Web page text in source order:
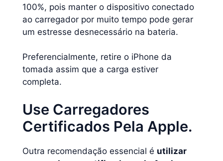
100%, pois manter o dispositivo conectado
ao carregador por muito tempo pode gerar
um estresse desnecessário na bateria.
Preferencialmente, retire o iPhone da
tomada assim que a carga estiver
completa.
Use Carregadores
Certificados Pela Apple.
Outra recomendação essencial é utilizar